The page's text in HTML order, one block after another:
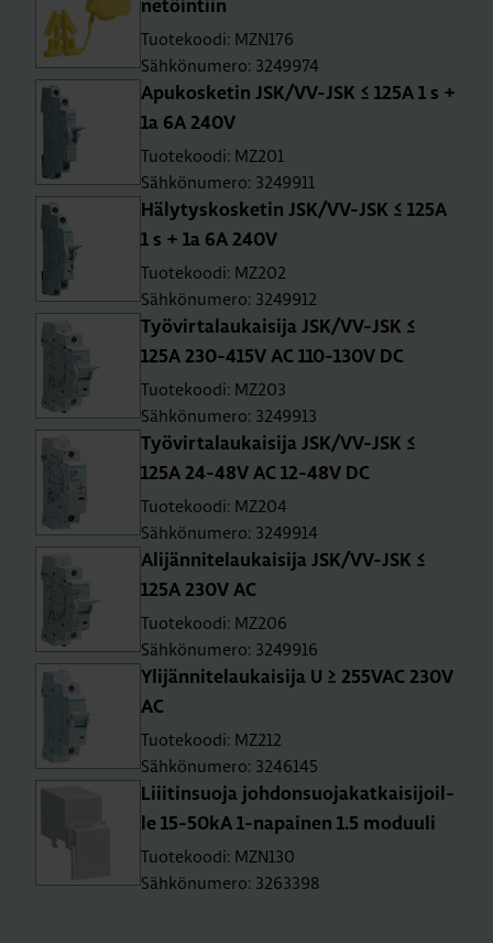
ne­töin­tiin
Tuotekoodi: MZN176
Sähkönumero: 3249974
Apu­kos­ke­tin JSK/VV-JSK ≤ 125A 1 s +
1a 6A 240V
Tuotekoodi: MZ201
Sähkönumero: 3249911
Hä­ly­tys­kos­ke­tin JSK/VV-JSK ≤ 125A
1 s + 1a 6A 240V
Tuotekoodi: MZ202
Sähkönumero: 3249912
Työ­vir­ta­lau­kai­si­ja JSK/VV-JSK ≤
125A 230-415V AC 110-130V DC
Tuotekoodi: MZ203
Sähkönumero: 3249913
Työ­vir­ta­lau­kai­si­ja JSK/VV-JSK ≤
125A 24-48V AC 12-48V DC
Tuotekoodi: MZ204
Sähkönumero: 3249914
Ali­jän­ni­te­lau­kai­si­ja JSK/VV-JSK ≤
125A 230V AC
Tuotekoodi: MZ206
Sähkönumero: 3249916
Yli­jän­ni­te­lau­kai­si­ja U ≥ 255­VAC 230V
AC
Tuotekoodi: MZ212
Sähkönumero: 3246145
Liii­tin­suo­ja joh­don­suo­ja­kat­kai­si­joil­
le 15-50­kA 1-na­pai­nen 1.5 mo­duu­li
Tuotekoodi: MZN130
Sähkönumero: 3263398